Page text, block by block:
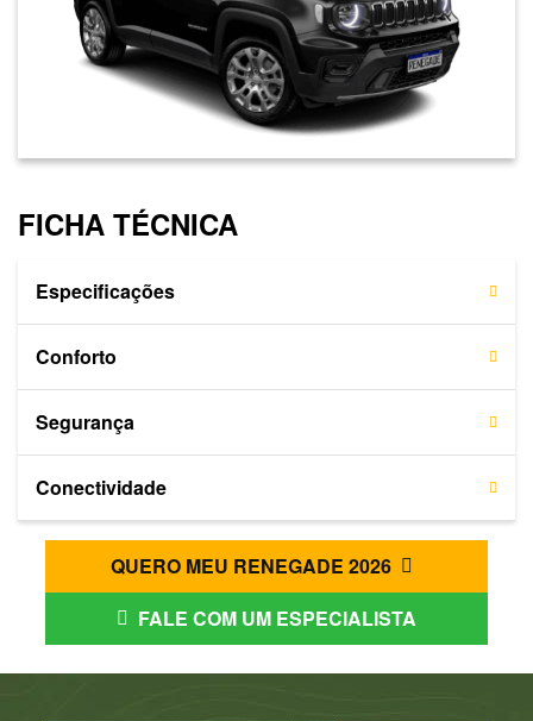
FICHA TÉCNICA
Especificações
Conforto
Segurança
Conectividade
QUERO MEU RENEGADE 2026
FALE COM UM ESPECIALISTA